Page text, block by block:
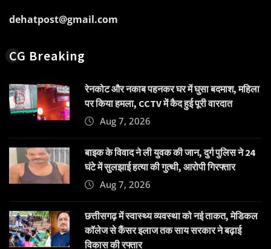
dehatpost@gmail.com
CG Breaking
रेनकोट और नकाब पहनकर घर में घुसा बदमाश, महिला
पर किया हमला, CCTV में कैद हुई पूरी वारदात
Aug 7, 2026
बाइक के विवाद ने ली युवक की जान, दुर्ग पुलिस ने 24
घंटे में सुलझाई हत्या की गुत्थी, आरोपी गिरफ्तार
Aug 7, 2026
छत्तीसगढ़ में स्वास्थ्य व्यवस्था को नई ताकत, मेडिकल
कॉलेज से कैंसर इलाज तक साय सरकार ने बढ़ाई
विकास की रफ्तार